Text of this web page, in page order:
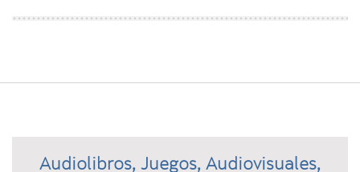
Audiolibros, Juegos, Audiovisuales,